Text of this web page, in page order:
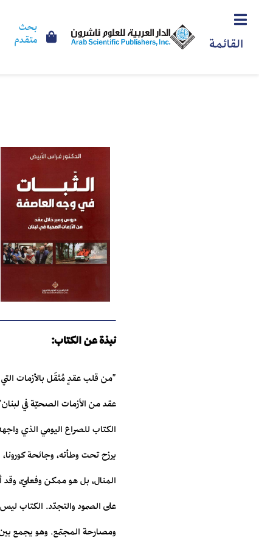
القائمة
بحث
متقدم
نبذة عن الكتاب:
"من قلب عقدٍ مُثقَل بالأزمات
عقد من الأزمات الصحيّة في
الكتاب للصراع اليومي الذي
يرزح تحت وطأته، وجائحة
المنال، بل هو ممكن وفعليّ،
على الصمود والتجدّد. الكتاب
ومصارحة المجتمع. وهو يجمع